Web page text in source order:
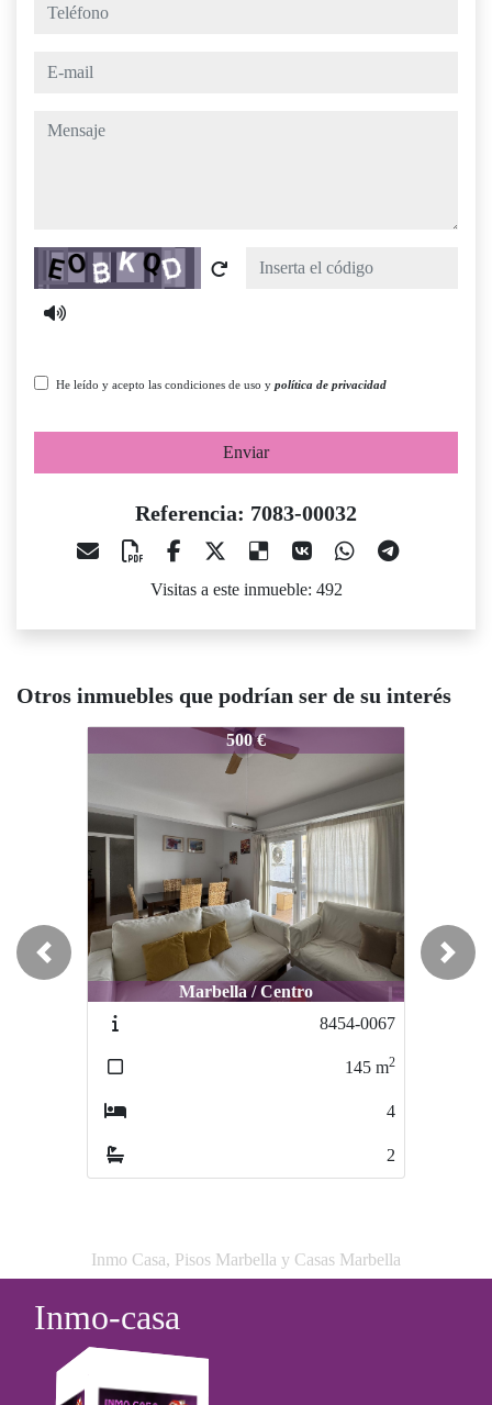
teléfono
e-mail
mensaje
Captcha
He leído y acepto las condiciones de uso y política de privacidad
Enviar
Referencia: 7083-00032
Visitas a este inmueble: 492
Otros inmuebles que podrían ser de su interés
500 €
Marbella / Centro
8454-0067
m 2
7083-00032
Marbella / CENTRO
7670-00021
Previous Next
Inmo Casa, Pisos Marbella y Casas Marbella
Inmo-casa